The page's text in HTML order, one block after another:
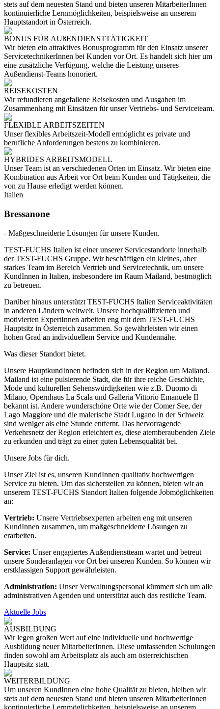
stets auf dem neuesten Stand und bieten unseren MitarbeiterInnen
kontinuierliche Lernmöglichkeiten, beispielsweise an unserem
Hauptstandort in Österreich.
BONUS FÜR AUßENDIENSTTÄTIGKEIT
Wir bieten ein attraktives Bonusprogramm für den Einsatz unserer
ServicetechnikerInnen bei Kunden vor Ort. Es handelt sich hier um
eine zusätzliche Verfügung, welche die Leistung unseres
Außendienst-Teams honoriert.
REISEKOSTEN
Wir refundieren angefallene Reisekosten und Ausgaben im
Zusammenhang mit Einsätzen für unser Vertriebs- und Serviceteam.
FLEXIBLE ARBEITSZEITEN
Unser flexibles Arbeitszeit-Modell ermöglicht es private und
berufliche Anforderungen bestens zu kombinieren.
HYBRIDES ARBEITSMODELL
Unser Team ist an verschiedenen Orten im Einsatz. Wir bieten eine
Kombination aus Arbeit vor Ort beim Kunden und Tätigkeiten, die
von zu Hause erledigt werden können.
Italien
Bressanone
- Maßgeschneiderte Lösungen für unsere Kunden.
TEST-FUCHS Italien ist einer unserer Servicestandorte innerhalb
der TEST-FUCHS Gruppe. Wir beschäftigen ein kleines, aber
starkes Team im Bereich Vertrieb und Servicetechnik, um unsere
KundInnen in Italien, insbesondere im Raum Mailand, bestmöglich
zu betreuen.
Darüber hinaus unterstützt TEST-FUCHS Italien Serviceaktivitäten
in anderen Ländern weltweit. Unsere hochqualifizierten und
motivierten ExpertInnen arbeiten eng mit dem TEST-FUCHS
Hauptsitz in Österreich zusammen. So gewährleisten wir einen
hohen Grad an individuellem Service und Kundennähe.
Was dieser Standort bietet.
Unsere HauptkundInnen befinden sich in der Region um Mailand.
Mailand ist eine pulsierende Stadt, die für ihre reiche Geschichte,
Mode und kulturellen Sehenswürdigkeiten wie z.B. Duomo di
Milano, Opernhaus La Scala und Galleria Vittorio Emanuele II
bekannt ist. Andere wunderschöne Orte wie der Comer See, der
Lago Maggiore und die malerische Stadt Lugano in der Schweiz
sind weniger als eine Stunde entfernt. Das hervorragende
Verkehrsnetz der Region erleichtert es, diese atemberaubenden Ziele
zu erkunden und trägt zu einer guten Lebensqualität bei.
Unsere Jobs für dich.
Unser Ziel ist es, unseren KundInnen qualitativ hochwertigen
Service zu bieten. Um das sicherstellen zu können, bieten wir an
unserem TEST-FUCHS Standort Italien folgende Jobmöglichkeiten
an:
Vertrieb: Unsere Vertriebsexperten arbeiten eng mit unseren
KundInnen zusammen, um maßgeschneiderte Lösungen zu
erarbeiten.
Service: Unser engagiertes Außendienstteam wartet und betreut
unsere Sonderanlagen vor Ort bei unseren Kunden. So können wir
erstklassigen Support gewährleisten.
Administration: Unser Verwaltungspersonal kümmert sich um alle
administrativen Agenden und unterstützt auch das restliche Team.
Aktuelle Jobs
AUSBILDUNG
Wir legen großen Wert auf eine individuelle und hochwertige
Ausbildung neuer MitarbeiterInnen. Diese umfassenden Schulungen
finden sowohl am Arbeitsplatz als auch am österreichischen
Hauptsitz statt.
WEITERBILDUNG
Um unseren KundInnen eine hohe Qualität zu bieten, bleiben wir
stets auf dem neuesten Stand und bieten unseren MitarbeiterInnen
kontinuierliche Lernmöglichkeiten, beispielsweise an unserem